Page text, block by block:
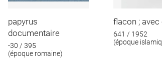
papyrus
documentaire
-30 / 395
(époque romaine)
flacon ; avec
641 / 1952
(époque